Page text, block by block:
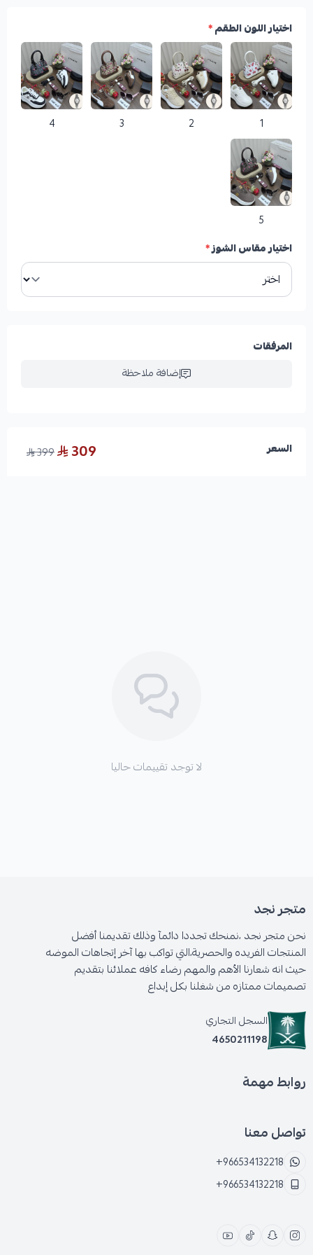
اختيار اللون الطقم*
1
2
3
4
5
اختيار مقاس الشوز*
المرفقات
إضافة ملاحظة
السعر 309
399
لا توجد تقييمات حاليا
متجر نجد
نحن متجر نجد ،نمنحك تجددا دائمآ وذلك تقديمنا أفضل
المنتجات الفريده والحصرية،التي تواكب بها آخر إتجاهات الموضه
حيث انه شعارنا الأهم والمهم رضاء كافه عملائنا بتقديم
تصميمات ممتازه من شغلنا بكل إبداع
السجل التجاري
4650211198
روابط مهمة
تواصل معنا
+966534132218
+966534132218